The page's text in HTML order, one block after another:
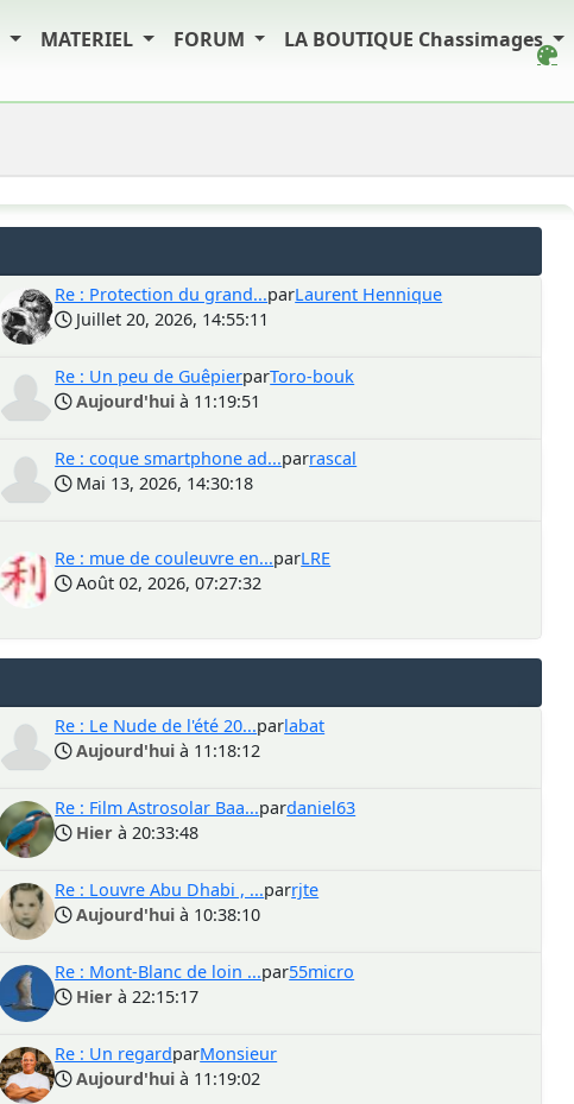
MATERIEL FORUM LA BOUTIQUE Chassimages
Re : Protection du grand...parLaurent Hennique
Juillet 20, 2026, 14:55:11
Re : Un peu de GuêpierparToro-bouk
Aujourd'hui à 11:19:51
Re : coque smartphone ad...parrascal
Mai 13, 2026, 14:30:18
Re : mue de couleuvre en...parLRE
Août 02, 2026, 07:27:32
Re : Le Nude de l'été 20...parlabat
Aujourd'hui à 11:18:12
Re : Film Astrosolar Baa...pardaniel63
Hier à 20:33:48
Re : Louvre Abu Dhabi , ...parrjte
Aujourd'hui à 10:38:10
Re : Mont-Blanc de loin ...par55micro
Hier à 22:15:17
Re : Un regardparMonsieur
Aujourd'hui à 11:19:02